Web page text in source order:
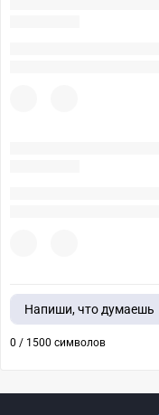
Напиши, что думаешь
0 / 1500 символов